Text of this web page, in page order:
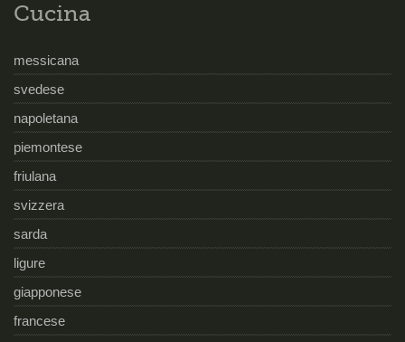
Cucina
messicana
svedese
napoletana
piemontese
friulana
svizzera
sarda
ligure
giapponese
francese